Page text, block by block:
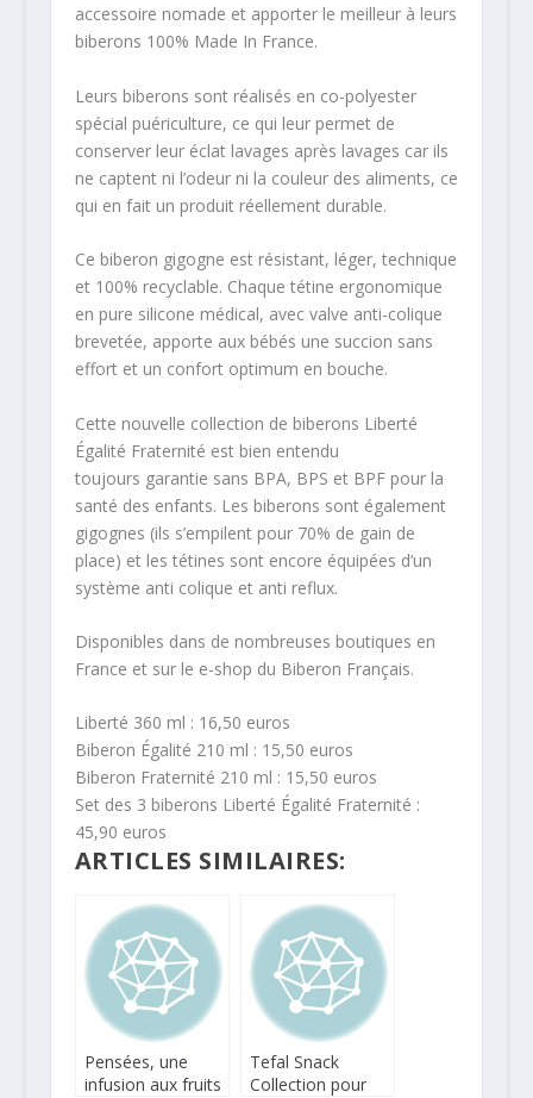
accessoire nomade et apporter le meilleur à leurs
biberons 100% Made In France.
Leurs biberons sont réalisés en co-polyester
spécial puériculture, ce qui leur permet de
conserver leur éclat lavages après lavages car ils
ne captent ni l’odeur ni la couleur des aliments, ce
qui en fait un produit réellement durable.
Ce biberon gigogne est résistant, léger, technique
et 100% recyclable. Chaque tétine ergonomique
en pure silicone médical, avec valve anti-colique
brevetée, apporte aux bébés une succion sans
effort et un confort optimum en bouche.
Cette nouvelle collection de biberons Liberté
Égalité Fraternité est bien entendu
toujours garantie sans BPA, BPS et BPF pour la
santé des enfants. Les biberons sont également
gigognes (ils s’empilent pour 70% de gain de
place) et les tétines sont encore équipées d’un
système anti colique et anti reflux.
Disponibles dans de nombreuses boutiques en
France et sur le e-shop du Biberon Français.
Liberté 360 ml : 16,50 euros
Biberon Égalité 210 ml : 15,50 euros
Biberon Fraternité 210 ml : 15,50 euros
Set des 3 biberons Liberté Égalité Fraternité :
45,90 euros
ARTICLES SIMILAIRES:
Pensées, une
infusion aux fruits
Tefal Snack
Collection pour